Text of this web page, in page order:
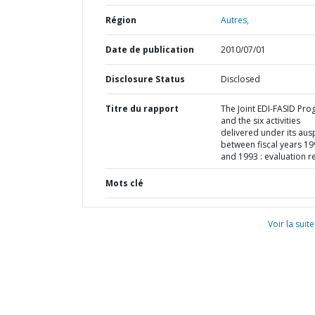
Région Autres,
Date de publication 2010/07/01
Disclosure Status Disclosed
Titre du rapport
The Joint EDI-FASID
and the six activities
delivered under its
between fiscal years
and 1993 : evaluation
Mots clé
Voir la suite